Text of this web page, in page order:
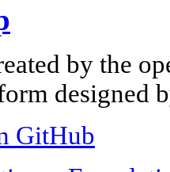
by the
designed
GitHub